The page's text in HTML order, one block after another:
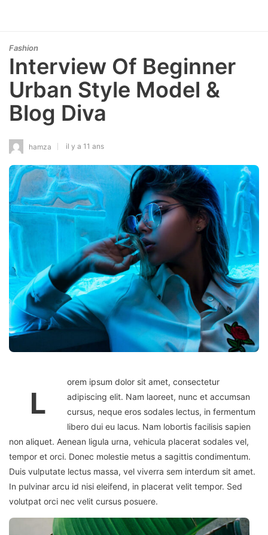
Fashion
Interview Of Beginner
Urban Style Model &
Blog Diva
hamza il y a 11 ans
L
orem ipsum dolor sit amet, consectetur
adipiscing elit. Nam laoreet, nunc et accumsan
cursus, neque eros sodales lectus, in fermentum
libero dui eu lacus. Nam lobortis facilisis sapien
non aliquet. Aenean ligula urna, vehicula placerat sodales vel,
tempor et orci. Donec molestie metus a sagittis condimentum.
Duis vulputate lectus massa, vel viverra sem interdum sit amet.
In pulvinar arcu id nisi eleifend, in placerat velit tempor. Sed
volutpat orci nec velit cursus posuere.